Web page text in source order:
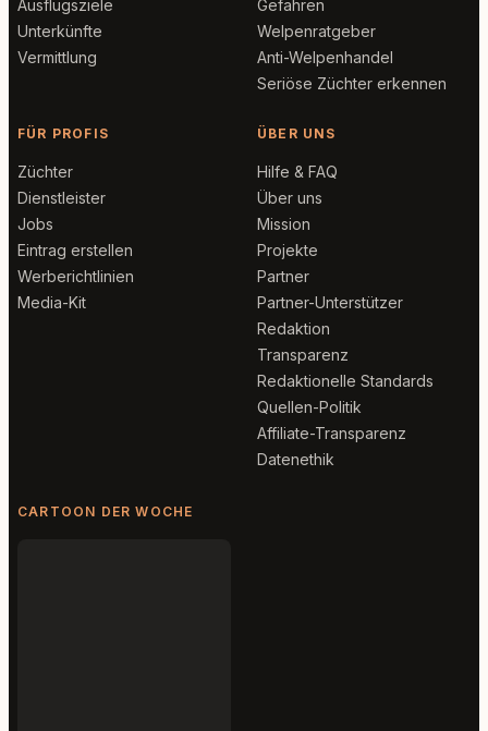
Ausflugsziele
Unterkünfte
Vermittlung
Gefahren
Welpenratgeber
Anti-Welpenhandel
Seriöse Züchter erkennen
FÜR PROFIS
Züchter
Dienstleister
Jobs
Eintrag erstellen
Werberichtlinien
Media-Kit
ÜBER UNS
Hilfe & FAQ
Über uns
Mission
Projekte
Partner
Partner-Unterstützer
Redaktion
Transparenz
Redaktionelle Standards
Quellen-Politik
Affiliate-Transparenz
Datenethik
CARTOON DER WOCHE